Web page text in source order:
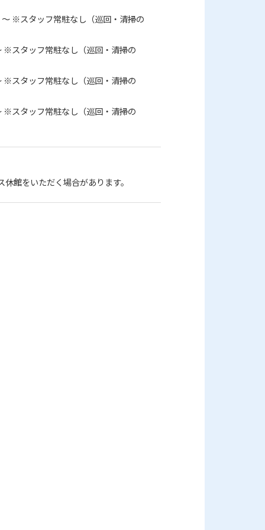
※スタッフ常駐なし（巡回・清掃の
※スタッフ常駐なし（巡回・清掃の
※スタッフ常駐なし（巡回・清掃の
※スタッフ常駐なし（巡回・清掃の
館をいただく場合があります。